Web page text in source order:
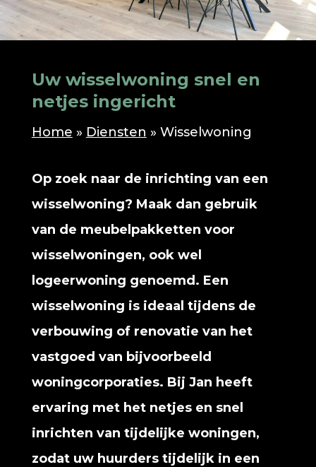
Uw wisselwoning snel en
netjes ingericht
Home » Diensten » Wisselwoning
Op zoek naar de inrichting van een
wisselwoning? Maak dan gebruik
van de meubelpakketten voor
wisselwoningen, ook wel
logeerwoning genoemd. Een
wisselwoning is ideaal tijdens de
verbouwing of renovatie van het
vastgoed van bijvoorbeeld
woningcorporaties. Bij Jan heeft
ervaring met het netjes en snel
inrichten van tijdelijke woningen,
zodat uw huurders tijdelijk in een